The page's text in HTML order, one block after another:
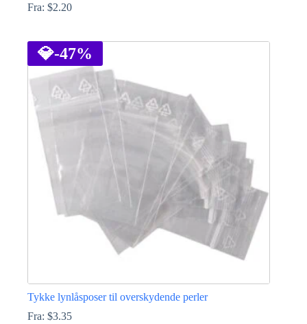
Fra: $2.20
har
flere
varianter.
Mulighederne
vælges
varesiden
💎-47%
Tykke lynlåsposer til overskydende perler
Fra: $3.35